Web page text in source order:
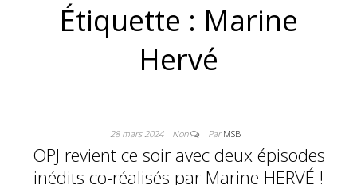
Étiquette : Marine
Hervé
28 mars 2024 Non ParMSB
OPJ revient ce soir avec deux épisodes
inédits co-réalisés par Marine HERVÉ !